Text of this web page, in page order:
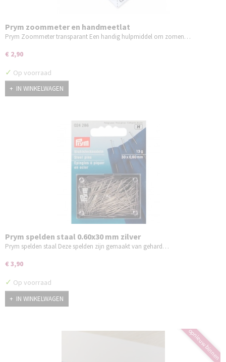
Prym zoommeter en handmeetlat
Prym Zoommeter transparant Een handig hulpmiddel om zomen…
€ 2,90
✓ Op voorraad
IN WINKELWAGEN
Prym spelden staal 0.60x30 mm zilver
Prym spelden staal Deze spelden zijn gemaakt van gehard…
€ 3,90
✓ Op voorraad
IN WINKELWAGEN
opnieuw binnen